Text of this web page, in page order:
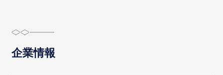
企業情報